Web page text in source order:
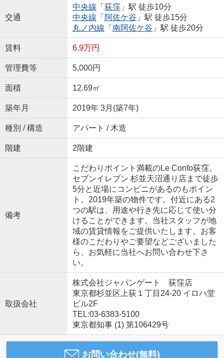
交通
中央線 「 荻窪 」駅 徒歩10分
中央線 「 阿佐ケ谷 」駅 徒歩15分
丸ノ内線 「 南阿佐ケ谷 」駅 徒歩20分
賃料 6.9万円
管理費等 5,000円
面積 12.69㎡
築年月 2019年 3月(築7年)
種別 / 構造 アパート / 木造
階建 2階建
備考
こだわりポイント満載のLe Confo荻窪。
セブンイレブン 杉並天沼通り店まで徒歩
5分と近場にコンビニがあるのもポイン
ト。2019年築の物件です。付近にある2
つの駅は、用途や行き先に応じて使い分
けることができます。当社スタッフが地
域の賃貸情報をご提供いたします。お客
様のこだわりやご要望などございました
ら、お気軽に当社へお問い合わせ下さ
い。
取扱会社
株式会社ジャパンゲート 荻窪店
東京都杉並区上荻１丁目24-20 イロハ堂
ビル2F
TEL:03-6383-5100
東京都知事 (1) 第106429号
お問い合わせ(無料)